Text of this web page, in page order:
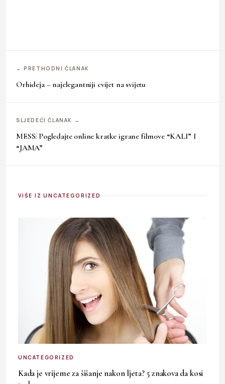
← PRETHODNI ČLANAK
Orhideja – najelegantniji cvijet na svijetu
SLJEDEĆI ČLANAK →
MESS: Pogledajte online kratke igrane filmove “KALI” I
“JAMA”
VIŠE IZ UNCATEGORIZED
UNCATEGORIZED
Kada je vrijeme za šišanje nakon ljeta? 5 znakova da kosi